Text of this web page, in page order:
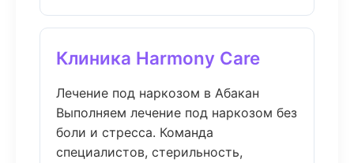
Клиника Harmony Care
Лечение под наркозом в Абакан
Выполняем лечение под наркозом без
боли и стресса. Команда
специалистов, стерильность,